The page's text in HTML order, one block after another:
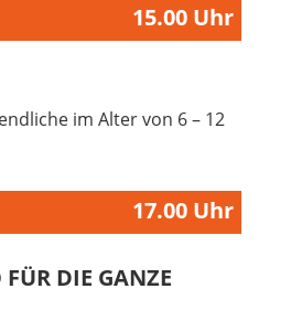
15.00 Uhr
im Alter von 6 – 12
17.00 Uhr
DIE GANZE